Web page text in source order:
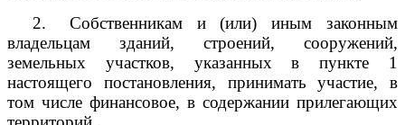
2.
Собственникам и (или) иным законным
владельцам зданий, строений, сооружений,
земельных участков, указанных в пункте 1
настоящего постановления, принимать участие, в
том числе финансовое, в содержании прилегающих